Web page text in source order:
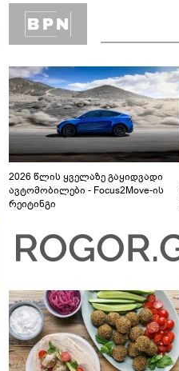
ლაბირინთები?
2026 წლის ყველაზე გაყიდვადი
ავტომობილები - Focus2Move-ის
რეიტინგი